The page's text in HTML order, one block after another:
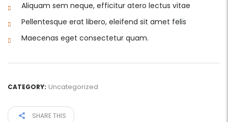
Aliquam sem neque, efficitur atero lectus vitae
Pellentesque erat libero, eleifend sit amet felis
Maecenas eget consectetur quam.
CATEGORY: Uncategorized
SHARE THIS